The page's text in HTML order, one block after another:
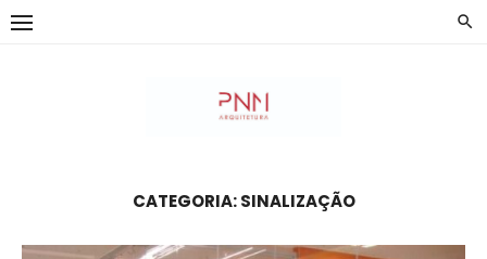
Skip
CATEGORIA:SINALIZAÇÃO